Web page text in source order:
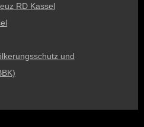
RD Kassel
und